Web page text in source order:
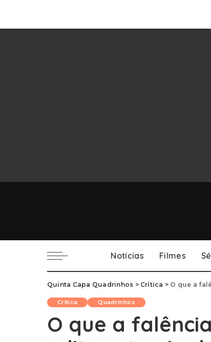
Notícias Filmes
Quinta Capa Quadrinhos > Crítica > O que a
Crítica Quadrinhos
O que a